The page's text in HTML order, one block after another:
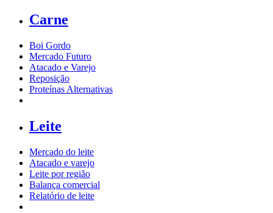
Carne
Boi Gordo
Mercado Futuro
Atacado e Varejo
Reposição
Proteínas Alternativas
Leite
Mercado do leite
Atacado e varejo
Leite por região
Balança comercial
Relatório de leite